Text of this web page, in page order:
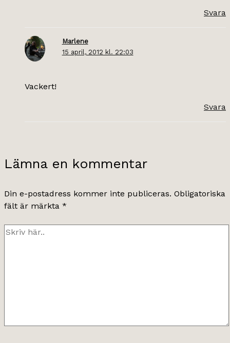
Svara
Marlene
15 april, 2012 kl. 22:03
Vackert!
Svara
Lämna en kommentar
Din e-postadress kommer inte publiceras. Obligatoriska
fält är märkta *
Skriv